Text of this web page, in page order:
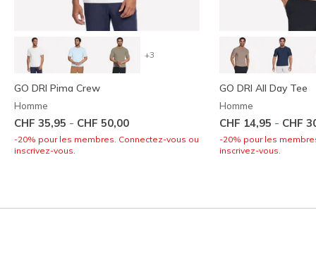
+3
GO DRI Pima Crew
Homme
CHF 35,95 - CHF 50,00
-20% pour les membres. Connectez-vous ou
inscrivez-vous.
GO DRI All Day Tee
Homme
CHF 14,95 - CHF
-20% pour les
inscrivez-vous.